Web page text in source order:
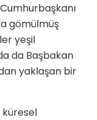
gömülmüş
yeşil
da Başbakan
yaklaşan bir